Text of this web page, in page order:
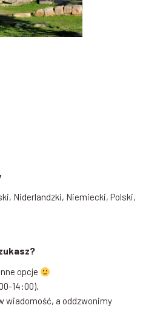
Niderlandzki, Niemiecki, Polski,
opcje
14:00),
wiadomość, a oddzwonimy